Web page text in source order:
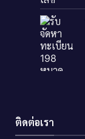
ติดต่อเรา